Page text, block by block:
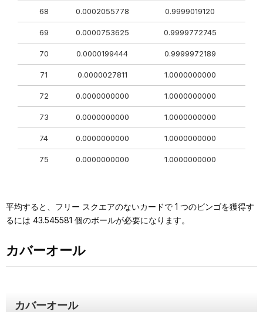
68 0.0002055778 0.9999019120
69 0.0000753625 0.9999772745
70 0.0000199444 0.9999972189
71 0.0000027811 1.0000000000
72 0.0000000000 1.0000000000
73 0.0000000000 1.0000000000
74 0.0000000000 1.0000000000
75 0.0000000000 1.0000000000
平均すると、フリー スクエアのないカードで 1 つのビンゴを獲得す
るには 43.545581 個のボールが必要になります。
カバーオール
カバーオール